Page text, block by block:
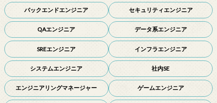
バックエンドエンジニア セキュリティエンジニア
QAエンジニア データ系エンジニア
SREエンジニア インフラエンジニア
システムエンジニア 社内SE
エンジニアリングマネージャー ゲームエンジニア